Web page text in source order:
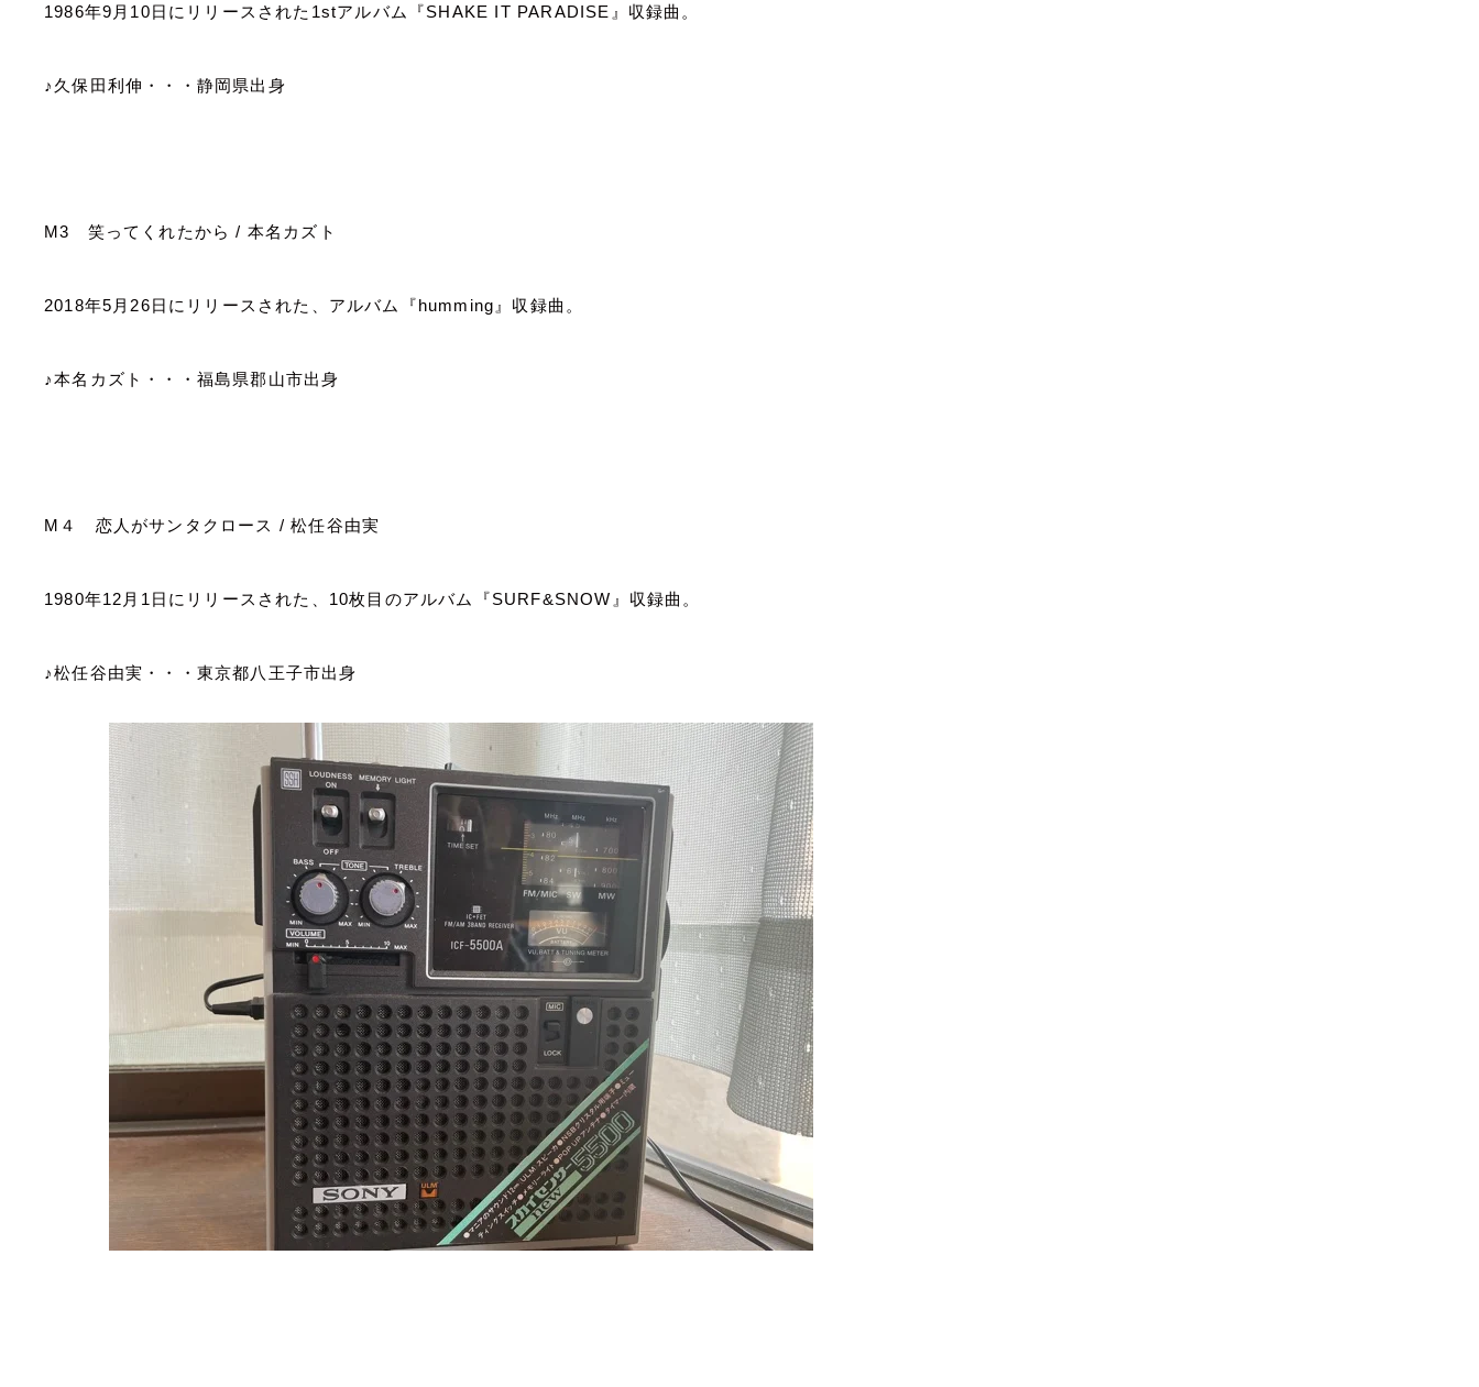
1986年9 月 10日にリリースされた 1stアルバム『SHAKE IT PARADISE 』収録曲。
♪久保田利伸・・・静岡県出身
M3 笑ってくれたから / 本名カズト
2018年5 月 26日にリリースされた、アルバム『humming 』収録曲。
♪本名カズト・・・福島県郡山市出身
M ４ 恋人がサンタクロース /松任谷由実
1980年12 月 1 日にリリースされた、 10枚目のアルバム『SURF&SNOW 』収録曲。
♪松任谷由実・・・東京都八王子市出身